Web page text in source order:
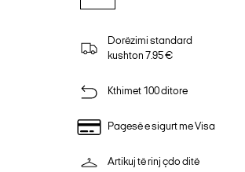
Dorëzimi standard
kushton 7.95 €
Kthimet 100 ditore
Pagesë e sigurt me Visa
Artikuj të rinj çdo ditë